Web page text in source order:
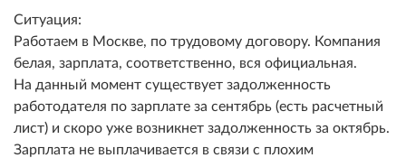
Ситуация:
Работаем в Москве, по трудовому договору. Компания
белая, зарплата, соответственно, вся официальная.
На данный момент существует задолженность
работодателя по зарплате за сентябрь (есть расчетный
лист) и скоро уже возникнет задолженность за октябрь.
Зарплата не выплачивается в связи с плохим